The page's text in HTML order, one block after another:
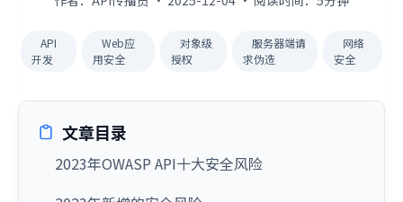
API
开发
Web应
用安全
对象级
授权
服务器端请
求伪造
网络
安全
文章目录
2023年OWASP API十大安全风险